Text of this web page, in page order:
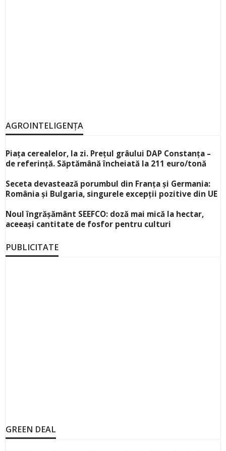
AGROINTELIGENȚA
Piața cerealelor, la zi. Prețul grâului DAP Constanța –
de referință. Săptămână încheiată la 211 euro/tonă
Seceta devastează porumbul din Franța și Germania:
România și Bulgaria, singurele excepții pozitive din UE
Noul îngrășământ SEEFCO: doză mai mică la hectar,
aceeași cantitate de fosfor pentru culturi
PUBLICITATE
GREEN DEAL